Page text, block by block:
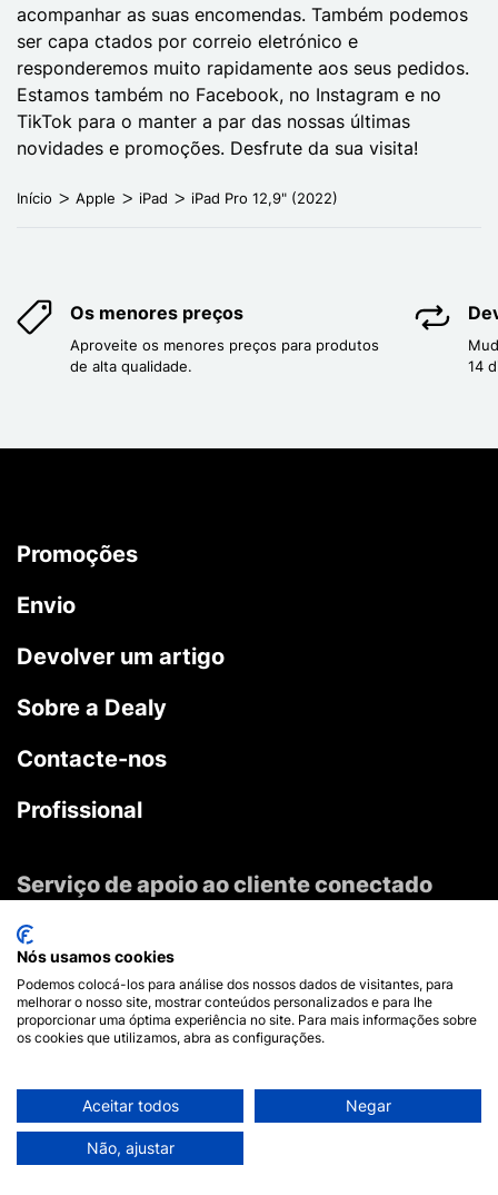
acompanhar as suas encomendas. Também podemos
ser capa ctados por correio eletrónico e
responderemos muito rapidamente aos seus pedidos.
Estamos também no Facebook, no Instagram e no
TikTok para o manter a par das nossas últimas
novidades e promoções. Desfrute da sua visita!
Início Apple iPad iPad Pro 12,9" (2022)
Os menores preços
Aproveite os menores preços para produtos
de alta qualidade.
14
Promoções
Envio
Devolver um artigo
Sobre a Dealy
Contacte-nos
Profissional
Serviço de apoio ao cliente conectado
Fale connosco
Messenger
Mensagens instantâneas
Mensagem privada
Junte-se à comunidade
Nós usamos cookies
Podemos colocá-los para análise dos nossos dados de visitantes, para
melhorar o nosso site, mostrar conteúdos personalizados e para lhe
proporcionar uma óptima experiência no site. Para mais informações sobre
os cookies que utilizamos, abra as configurações.
Aceitar todos Negar
Não, ajustar